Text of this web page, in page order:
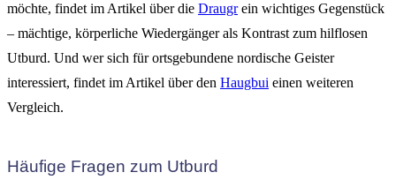
möchte, findet im Artikel über die Draugrein wichtiges Gegenstück
– mächtige, körperliche Wiedergänger als Kontrast zum hilflosen
Utburd. Und wer sich für ortsgebundene nordische Geister
interessiert, findet im Artikel über den Haugbui einen weiteren
Vergleich.
Häufige Fragen zum Utburd